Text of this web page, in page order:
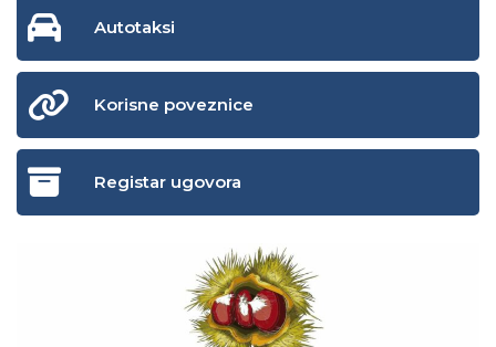
Autotaksi
Korisne poveznice
Registar ugovora